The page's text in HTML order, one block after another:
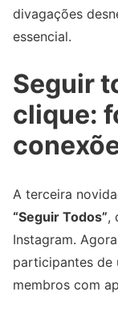
divagações
essencial.
Seguir
clique:
A terceira
“Seguir Todos”,
Instagram.
participantes de
membros com